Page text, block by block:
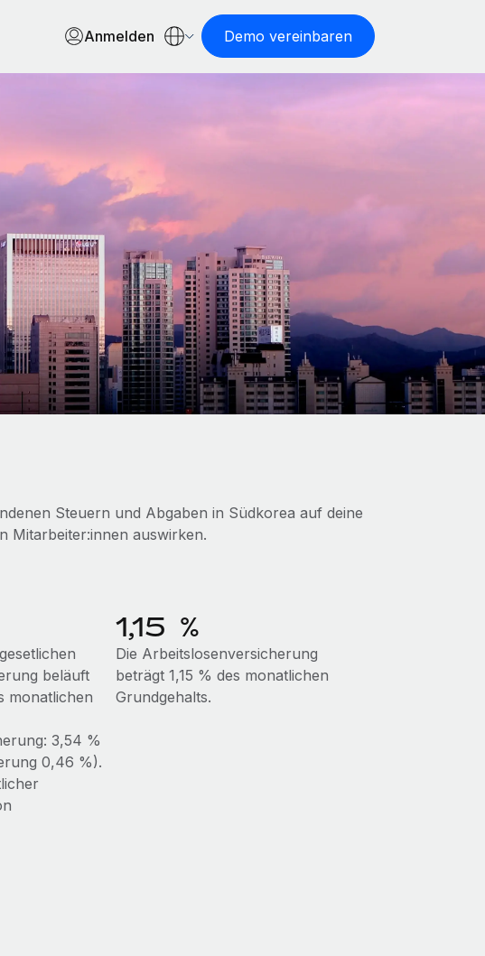
Anmelden Demo vereinbaren
Steuern und Abgaben in Südkorea auf deine
Mitarbeiter:innen auswirken.
beläuft
monatlichen
3,54 %
0,46 %).
1,15 %
Die Arbeitslosenversicherung
beträgt 1,15 % des monatlichen
Grundgehalts.